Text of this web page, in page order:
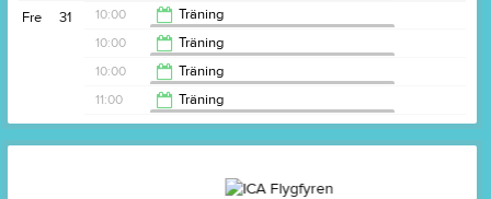
11:00
Idrottsföreningen Träningslust i Roslage
15:30
31
Fre 10:00
Träning
Idrottsföreningen Träningslust i Roslage
11:00
10:00
Träning
Idrottsföreningen Träningslust i Roslage
11:00
10:00
Träning
Idrottsföreningen Träningslust i Roslage
11:00
11:00
Träning
Idrottsföreningen Träningslust i Roslage